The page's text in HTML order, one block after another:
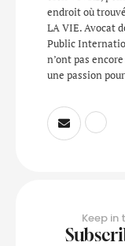
endroit où
LA VIE. Avocat
Public
n’ont pas
une passion
Keep in